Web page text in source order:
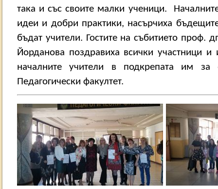
така и със своите малки ученици.
идеи и добри практики, насърчиха
бъдат учители. Гостите на събитието проф.
Йорданова поздравиха всички участници и
началните учители в подкрепата им за
Педагогически факултет.